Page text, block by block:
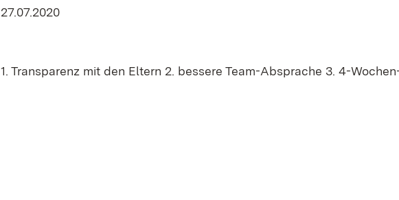
27.07.2020
1. Transparenz mit den Eltern 2. bessere Team-Absprache 3. 4-